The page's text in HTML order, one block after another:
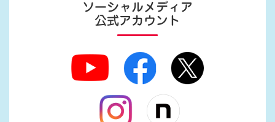
ソーシャルメディア
公式アカウント